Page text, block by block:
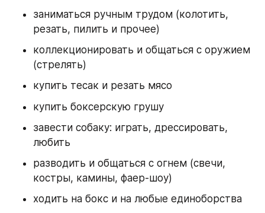
заниматься ручным трудом (колотить,
резать, пилить и прочее)
коллекционировать и общаться с оружием
(стрелять)
купить тесак и резать мясо
купить боксерскую грушу
завести собаку: играть, дрессировать,
любить
разводить и общаться с огнем (свечи,
костры, камины, фаер-шоу)
ходить на бокс и на любые единоборства